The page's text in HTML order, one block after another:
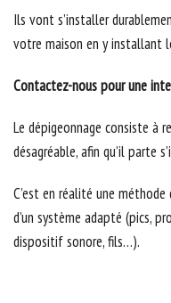
Ils vont s’installer
votre maison en y installant
Contactez-nous pour une
Le dépigeonnage consiste à
désagréable, afin qu’il parte
C’est en réalité une
d’un système adapté (pics,
dispositif sonore, fils…).